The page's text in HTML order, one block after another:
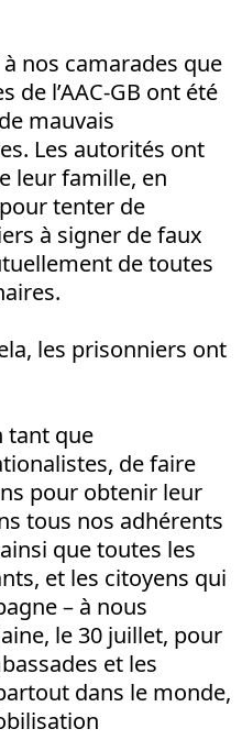
nos camarades que
de l’AAC-GB ont été
mauvais
Les autorités ont
leur famille, en
tenter de
à signer de faux
de toutes
les prisonniers ont
tant que
de faire
pour obtenir leur
tous nos adhérents
que toutes les
et les citoyens qui
– à nous
le 30 juillet, pour
et les
dans le monde,